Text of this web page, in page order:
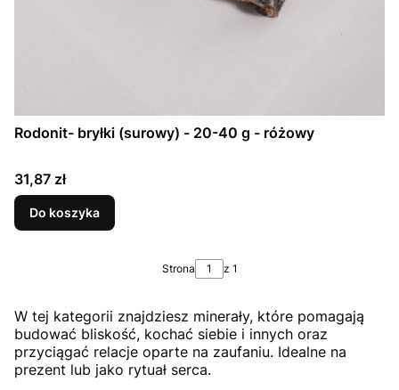
Rodonit- bryłki (surowy) - 20-40 g - różowy
Cena
31,87 zł
Do koszyka
Strona z 1
W tej kategorii znajdziesz minerały, które pomagają
budować bliskość, kochać siebie i innych oraz
przyciągać relacje oparte na zaufaniu. Idealne na
prezent lub jako rytuał serca.